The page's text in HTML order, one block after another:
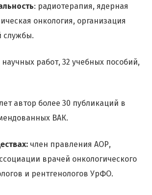
: радиотерапия, ядерная
онкология, организация
службы.
научных работ, 32 учебных пособий,
автор более 30 публикаций в
ВАК.
член правления АОР,
врачей онкологического
и рентгенологов УрФО.